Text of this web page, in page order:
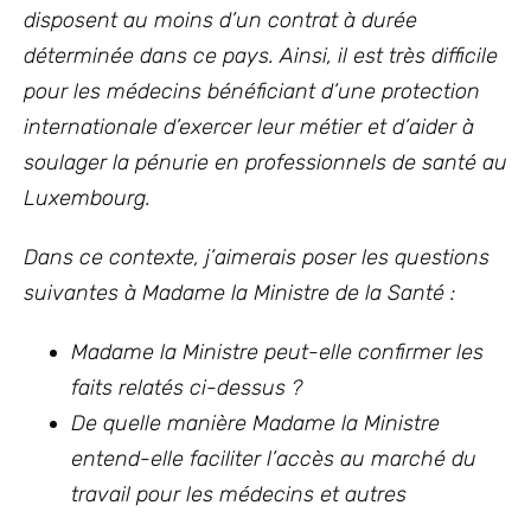
disposent au moins d’un contrat à durée
déterminée dans ce pays. Ainsi, il est très difficile
pour les médecins bénéficiant d’une protection
internationale d’exercer leur métier et d’aider à
soulager la pénurie en professionnels de santé au
Luxembourg.
Dans ce contexte, j’aimerais poser les questions
suivantes à Madame la Ministre de la Santé :
Madame la Ministre peut-elle confirmer les
faits relatés ci-dessus ?
De quelle manière Madame la Ministre
entend-elle faciliter l’accès au marché du
travail pour les médecins et autres